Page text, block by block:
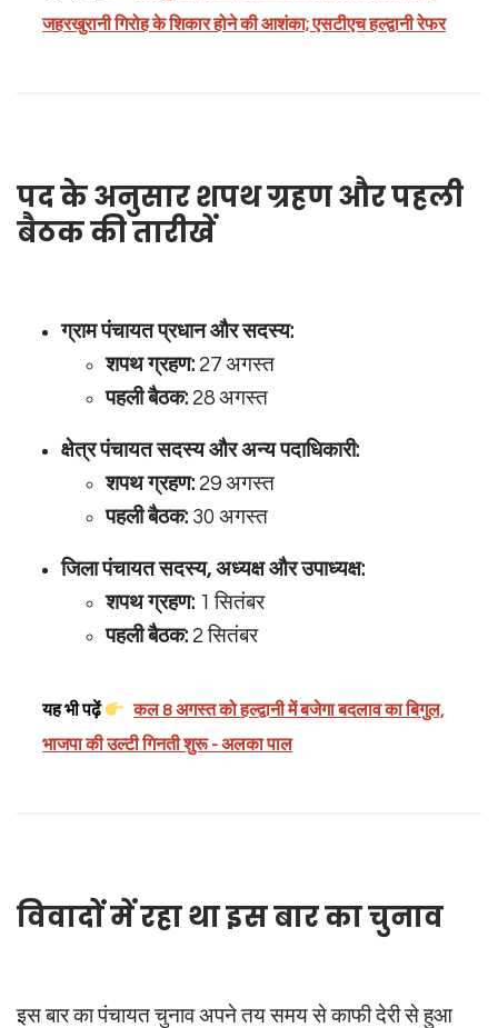
जहरखुरानी गिरोह के शिकार होने की आशंका; एसटीएच हल्द्वानी रेफर
पद के अनुसार शपथ ग्रहण और पहली
बैठक की तारीखें
ग्राम पंचायत प्रधान और सदस्य:
शपथ ग्रहण: 27 अगस्त
पहली बैठक: 28 अगस्त
क्षेत्र पंचायत सदस्य और अन्य पदाधिकारी:
शपथ ग्रहण: 29 अगस्त
पहली बैठक: 30 अगस्त
जिला पंचायत सदस्य, अध्यक्ष और उपाध्यक्ष:
शपथ ग्रहण: 1 सितंबर
पहली बैठक: 2 सितंबर
यह भी पढ़ें
कल 8 अगस्त को हल्द्वानी में बजेगा बदलाव का बिगुल,
भाजपा की उल्टी गिनती शुरू - अलका पाल
विवादों में रहा था इस बार का चुनाव
इस बार का पंचायत चुनाव अपने तय समय से काफी देरी से हुआ